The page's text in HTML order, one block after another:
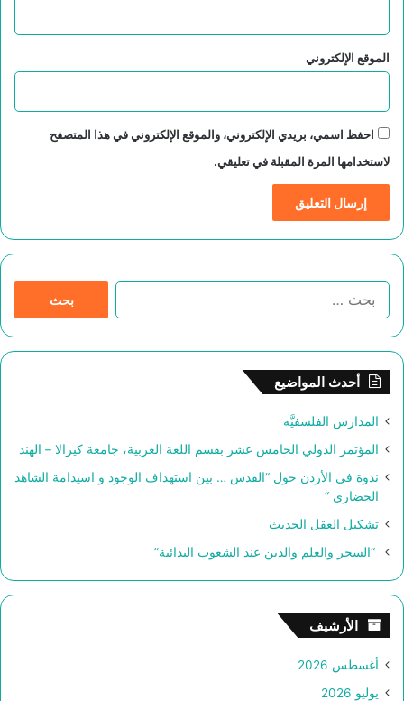
الموقع الإلكتروني
احفظ اسمي، بريدي الإلكتروني، والموقع الإلكتروني في هذا المتصفح
لاستخدامها المرة المقبلة في تعليقي.
أحدث المواضيع
المدارس الفلسفيَّة
المؤتمر الدولي الخامس عشر بقسم اللغة العربية، جامعة كيرالا – الهند
ندوة في الأردن حول “القدس … بين استهداف الوجود و اسيدامة الشاهد
الحضاري “
تشكيل العقل الحديث
“السحر والعلم والدين عند الشعوب البدائية”
الأرشيف
أغسطس 2026
يوليو 2026